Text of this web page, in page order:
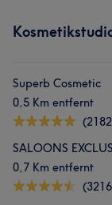
Superb Cosmetic
0,5 Km entfernt
SALOONS
0,7 Km entfernt